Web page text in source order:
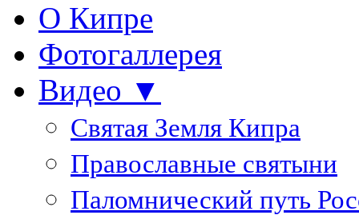
О Кипре
Фотогаллерея
Видео ▼
Святая Земля Кипра
Православные святыни
Паломнический путь